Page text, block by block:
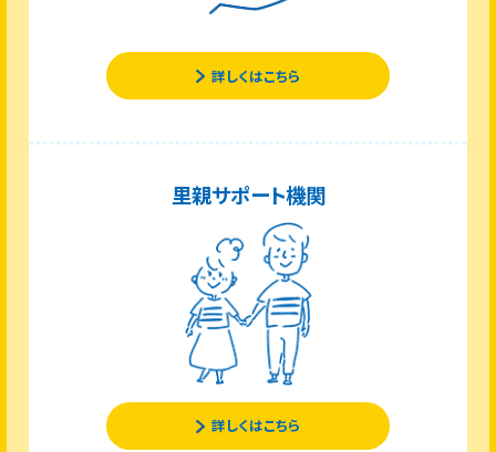
詳しくはこちら
里親サポート機関
詳しくはこちら